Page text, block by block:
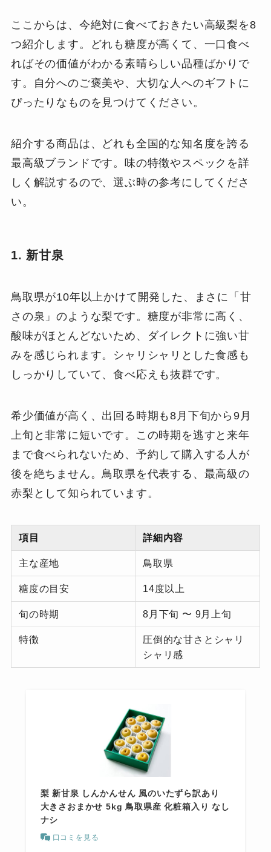
ここからは、今絶対に食べておきたい高級梨を8
つ紹介します。どれも糖度が高くて、一口食べ
ればその価値がわかる素晴らしい品種ばかりで
す。自分へのご褒美や、大切な人へのギフトに
ぴったりなものを見つけてください。
紹介する商品は、どれも全国的な知名度を誇る
最高級ブランドです。味の特徴やスペックを詳
しく解説するので、選ぶ時の参考にしてくださ
い。
1. 新甘泉
鳥取県が10年以上かけて開発した、まさに「甘
さの泉」のような梨です。糖度が非常に高く、
酸味がほとんどないため、ダイレクトに強い甘
みを感じられます。シャリシャリとした食感も
しっかりしていて、食べ応えも抜群です。
希少価値が高く、出回る時期も8月下旬から9月
上旬と非常に短いです。この時期を逃すと来年
まで食べられないため、予約して購入する人が
後を絶ちません。鳥取県を代表する、最高級の
赤梨として知られています。
項目 詳細内容
主な産地 鳥取県
糖度の目安 14度以上
旬の時期 8月下旬 〜 9月上旬
特徴
圧倒的な甘さとシャリ
シャリ感
梨 新甘泉 しんかんせん 風のいたずら訳あり
大きさおまかせ 5kg 鳥取県産 化粧箱入り なし
ナシ
口コミを見る